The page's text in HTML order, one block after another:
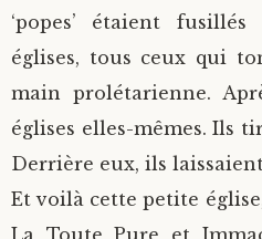
‘popes’ étaient
églises, tous ceux qui
main prolétarienne.
églises elles-mêmes. Ils
Derrière eux, ils
Et voilà cette petite
La Toute Pure et